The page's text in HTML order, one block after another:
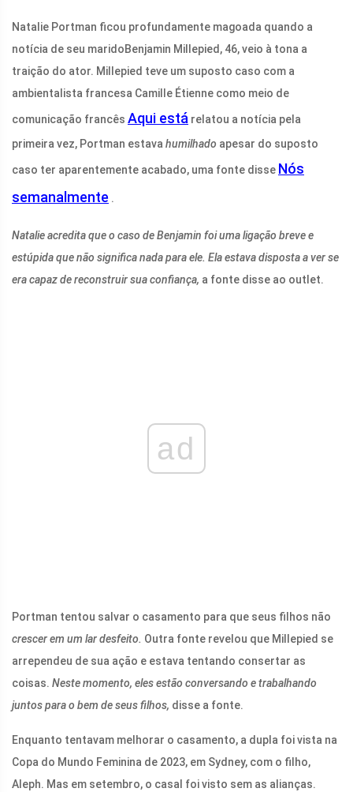
Natalie Portman ficou profundamente magoada quando a
notícia de seu maridoBenjamin Millepied , 46, veio à tona a
traição do ator. Millepied teve um suposto caso com a
ambientalista francesa Camille Étienne como meio de
comunicação francês Aqui está relatou a notícia pela
primeira vez, Portman estava humilhado apesar do suposto
caso ter aparentemente acabado, uma fonte disse Nós
semanalmente .
Natalie acredita que o caso de Benjamin foi uma ligação breve e
estúpida que não significa nada para ele. Ela estava disposta a ver se
era capaz de reconstruir sua confiança, a fonte disse ao outlet.
ad
Portman tentou salvar o casamento para que seus filhos não
crescer em um lar desfeito. Outra fonte revelou que Millepied se
arrependeu de sua ação e estava tentando consertar as
coisas. Neste momento, eles estão conversando e trabalhando
juntos para o bem de seus filhos, disse a fonte.
Enquanto tentavam melhorar o casamento, a dupla foi vista na
Copa do Mundo Feminina de 2023, em Sydney, com o filho,
Aleph. Mas em setembro, o casal foi visto sem as alianças.